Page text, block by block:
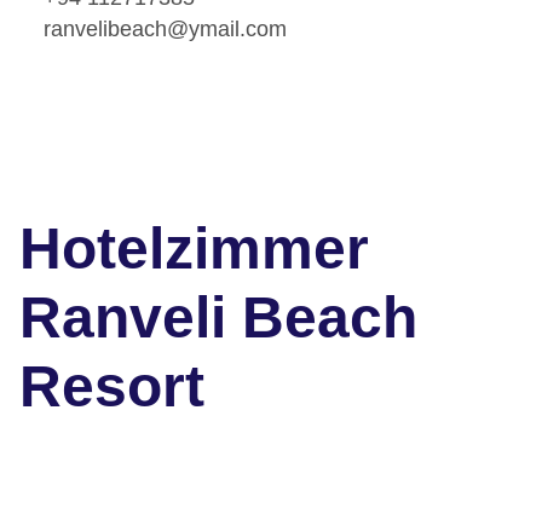
ranvelibeach@ymail.com
Hotelzimmer
Ranveli Beach
Resort